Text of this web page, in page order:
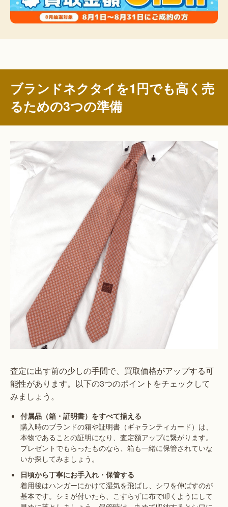
ブランドネクタイを1円でも高く売
るための3つの準備
査定に出す前の少しの手間で、買取価格がアップする可
能性があります。以下の3つのポイントをチェックして
みましょう。
付属品（箱・証明書）をすべて揃える
購入時のブランドの箱や証明書（ギャランティカード）は、
本物であることの証明になり、査定額アップに繋がります。
プレゼントでもらったものなら、箱も一緒に保管されていな
いか探してみましょう。
日頃から丁寧にお手入れ・保管する
着用後はハンガーにかけて湿気を飛ばし、シワを伸ばすのが
基本です。シミが付いたら、こすらずに布で叩くようにして